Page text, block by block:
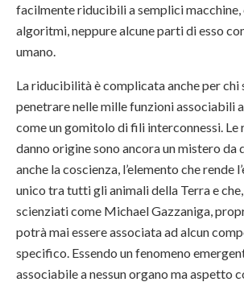
facilmente riducibili a semplici
algoritmi, neppure alcune parti di esso
umano.
La riducibilità è complicata anche per chi
penetrare nelle mille funzioni associabili
come un gomitolo di fili interconnessi. Le
danno origine sono ancora un mistero da
anche la coscienza, l’elemento che rende
unico tra tutti gli animali della Terra e
scienziati come Michael Gazzaniga,
potrà mai essere associata ad alcun
specifico. Essendo un fenomeno
associabile a nessun organo ma aspetto